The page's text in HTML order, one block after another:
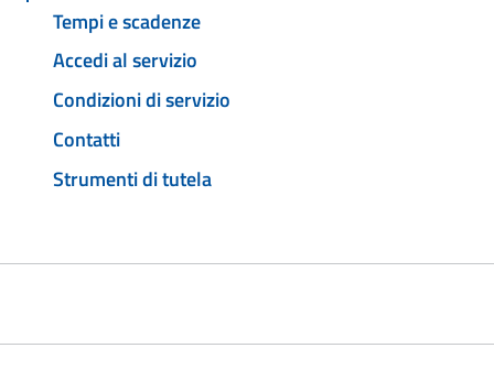
Tempi e scadenze
Accedi al servizio
Condizioni di servizio
Contatti
Strumenti di tutela